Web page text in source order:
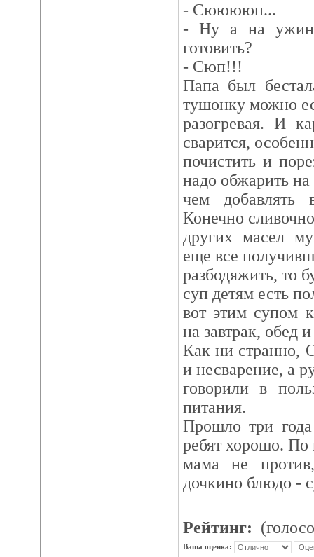
- Сююююп...
- Ну а на ужин
готовить?
- Сюп!!!
Папа был
тушонку можно
разогревая. И
сварится,
почистить и
надо обжарить
чем
Конечно
других масел
еще все
разбодяжить, то
суп детям есть
вот этим супом
на завтрак, обед
Как ни странно,
и несварение, а
говорили в
питания.
Прошло три
ребят хорошо.
мама не
дочкино блюдо -
Рейтинг:
Ваша оценка: